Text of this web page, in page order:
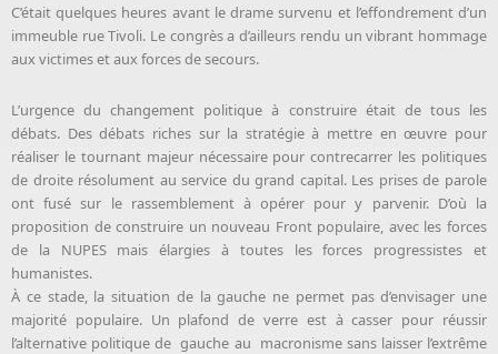
C’était quelques heures avant le drame survenu et l’effondrement d’un
immeuble rue Tivoli. Le congrès a d’ailleurs rendu un vibrant hommage
aux victimes et aux forces de secours.
L’urgence du changement politique à construire était de tous les
débats. Des débats riches sur la stratégie à mettre en œuvre pour
réaliser le tournant majeur nécessaire pour contrecarrer les politiques
de droite résolument au service du grand capital. Les prises de parole
ont fusé sur le rassemblement à opérer pour y parvenir. D’où la
proposition de construire un nouveau Front populaire, avec les forces
de la NUPES mais élargies à toutes les forces progressistes et
humanistes.
À ce stade, la situation de la gauche ne permet pas d’envisager une
majorité populaire. Un plafond de verre est à casser pour réussir
l’alternative politique de gauche au macronisme sans laisser l’extrême